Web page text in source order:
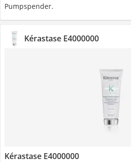
Pumpspender.
Kérastase E4000000
Kérastase E4000000